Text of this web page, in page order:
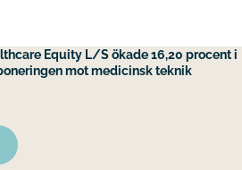
Equity L/S ökade 16,20 procent i
mot medicinsk teknik